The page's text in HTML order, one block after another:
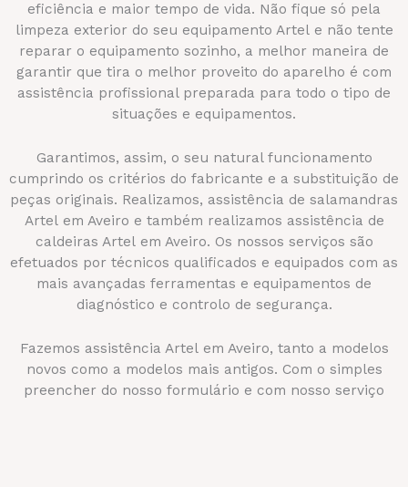
eficiência e maior tempo de vida. Não fique só pela
limpeza exterior do seu equipamento Artel e não tente
reparar o equipamento sozinho, a melhor maneira de
garantir que tira o melhor proveito do aparelho é com
assistência profissional preparada para todo o tipo de
situações e equipamentos.
Garantimos, assim, o seu natural funcionamento
cumprindo os critérios do fabricante e a substituição de
peças originais. Realizamos, assistência de salamandras
Artel em Aveiro e também realizamos assistência de
caldeiras Artel em Aveiro. Os nossos serviços são
efetuados por técnicos qualificados e equipados com as
mais avançadas ferramentas e equipamentos de
diagnóstico e controlo de segurança.
Fazemos assistência Artel em Aveiro, tanto a modelos
novos como a modelos mais antigos. Com o simples
preencher do nosso formulário e com nosso serviço